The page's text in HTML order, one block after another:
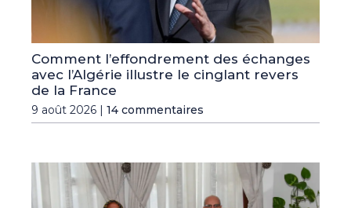
Comment l’effondrement des échanges
avec l’Algérie illustre le cinglant revers
de la France
9 août 2026 | 14 commentaires